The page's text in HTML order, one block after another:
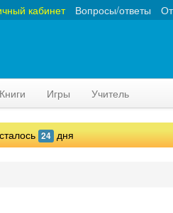
Вопросы/ответы
кабинет
Книги Игры Учитель
24 дня